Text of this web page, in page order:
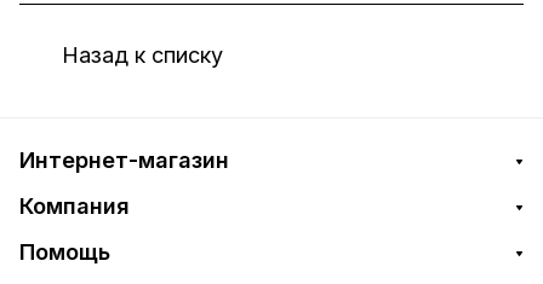
Назад к списку
Интернет-магазин
Компания
Помощь